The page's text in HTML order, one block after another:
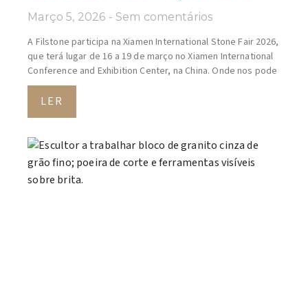
Março 5, 2026 Sem comentários
A Filstone participa na Xiamen International Stone Fair 2026,
que terá lugar de 16 a 19 de março no Xiamen International
Conference and Exhibition Center, na China. Onde nos pode
LER